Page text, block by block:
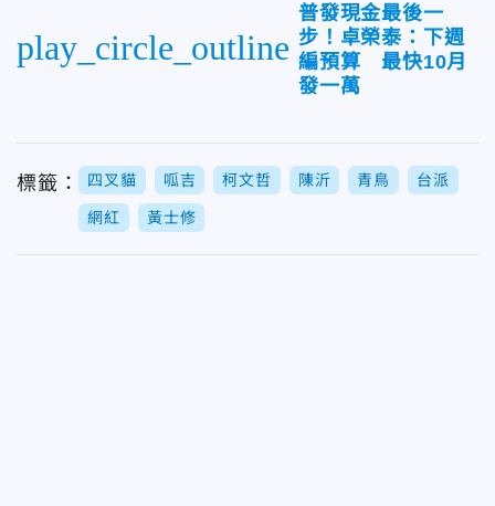
play_circle_outline
普發現金最後一
步！卓榮泰：下週
編預算 最快10月
發一萬
標籤： 四叉貓 呱吉 柯文哲 陳沂 青鳥 台派
網紅 黃士修